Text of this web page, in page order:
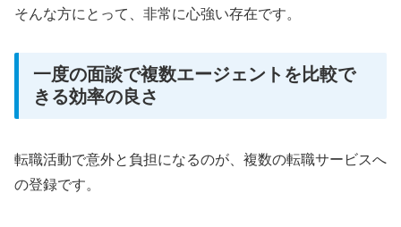
そんな方にとって、非常に心強い存在です。
一度の面談で複数エージェントを比較で
きる効率の良さ
転職活動で意外と負担になるのが、複数の転職サービスへ
の登録です。